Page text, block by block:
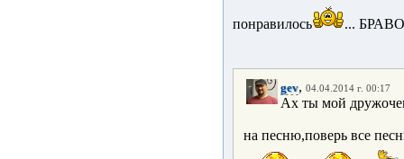
понравилось ...
gev, 04.04.2014 г. 00:17
Ах ты мой
на песню,поверь все